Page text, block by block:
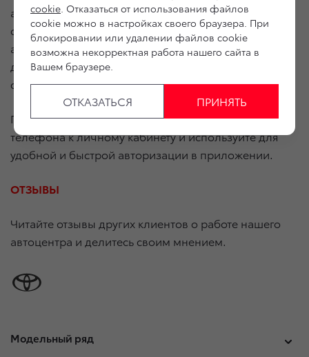
автомобиле, включая полную историю
обслуживания (ТО и ремонт) и архив проданных
автомобилей. Также в личном кабинете отражены
данные о накоплении бонусных баллов и текущий
счет клиента.
Привяжите социальные сети, эл. почту или номер
телефона к личному кабинету и используйте для
удобной и быстрой авторизации в приложении.
ОТЗЫВЫ
Читайте отзывы других клиентов о работе нашего
автоцентра и делитесь своим мнением.
Модельный ряд
cookie . Отказаться от использования файлов
cookie можно в настройках своего браузера. При
блокировании или удалении файлов cookie
возможна некорректная работа нашего сайта в
Вашем браузере.
ОТКАЗАТЬСЯ ПРИНЯТЬ